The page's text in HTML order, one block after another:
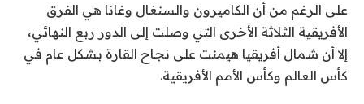
ا
ئ
م
ه
ا
ي
على الرغم من أن الكاميرون والسنغال وغانا هي الفرق
الأفريقية الثلاثة الأخرى التي وصلت إلى الدور ربع النهائي،
إلا أن شمال أفريقيا هيمنت على نجاح القارة بشكل عام في
كأس العالم وكأس الأمم الأفريقية.